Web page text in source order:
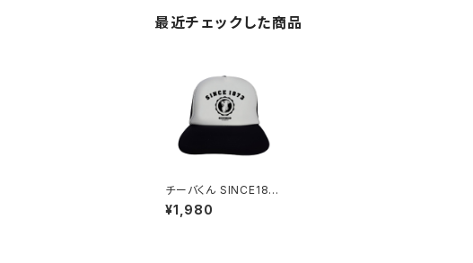
最近チェックした商品
チーバくん SINCE187
3：メッシュキャップ（ホ
ワイト）
¥1,980